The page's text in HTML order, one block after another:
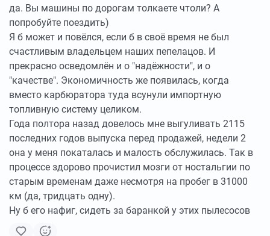
да. Вы машины по дорогам толкаете чтоли? А
попробуйте поездить)
Я б может и повёлся, если б в своё время не был
счастливым владельцем наших пепелацов. И
прекрасно осведомлён и о "надёжности", и о
"качестве". Экономичность же появилась, когда
вместо карбюратора туда всунули импортную
топливную систему целиком.
Года полтора назад довелось мне выгуливать 2115
последних годов выпуска перед продажей, недели 2
она у меня покаталась и малость обслужилась. Так в
процессе здорово прочистил мозги от ностальгии по
старым временам даже несмотря на пробег в 31000
км (да, тридцать одну).
Ну б его нафиг, сидеть за баранкой у этих пылесосов